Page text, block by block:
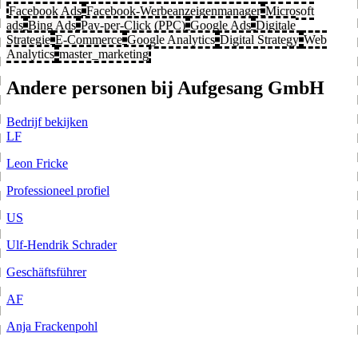
Facebook Ads Facebook-Werbeanzeigenmanager Microsoft
ads Bing Ads Pay-per-Click (PPC) Google Ads Digitale
Strategie E-Commerce Google Analytics Digital Strategy Web
Analytics master_marketing
Andere personen bij Aufgesang GmbH
Bedrijf bekijken
LF
Leon Fricke
Professioneel profiel
US
Ulf-Hendrik Schrader
Geschäftsführer
AF
Anja Frackenpohl